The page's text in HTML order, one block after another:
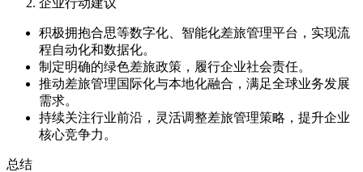
积极拥抱合思等数字化、智能化差旅管理平台，实现流
程自动化和数据化。
制定明确的绿色差旅政策，履行企业社会责任。
推动差旅管理国际化与本地化融合，满足全球业务发展
需求。
持续关注行业前沿，灵活调整差旅管理策略，提升企业
核心竞争力。
总结